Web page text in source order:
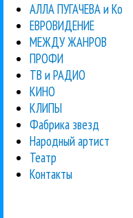
АЛЛА ПУГАЧЕВА и Ко
ЕВРОВИДЕНИЕ
МЕЖДУ ЖАНРОВ
ПРОФИ
ТВ и РАДИО
КИНО
КЛИПЫ
Фабрика звезд
Народный артист
Театр
Контакты